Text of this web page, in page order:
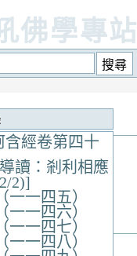
佛學專站
含經卷第四十
讀：剎利相應
2)]
（一一四五）
（一一四六）
（一一四七）
（一一四八）